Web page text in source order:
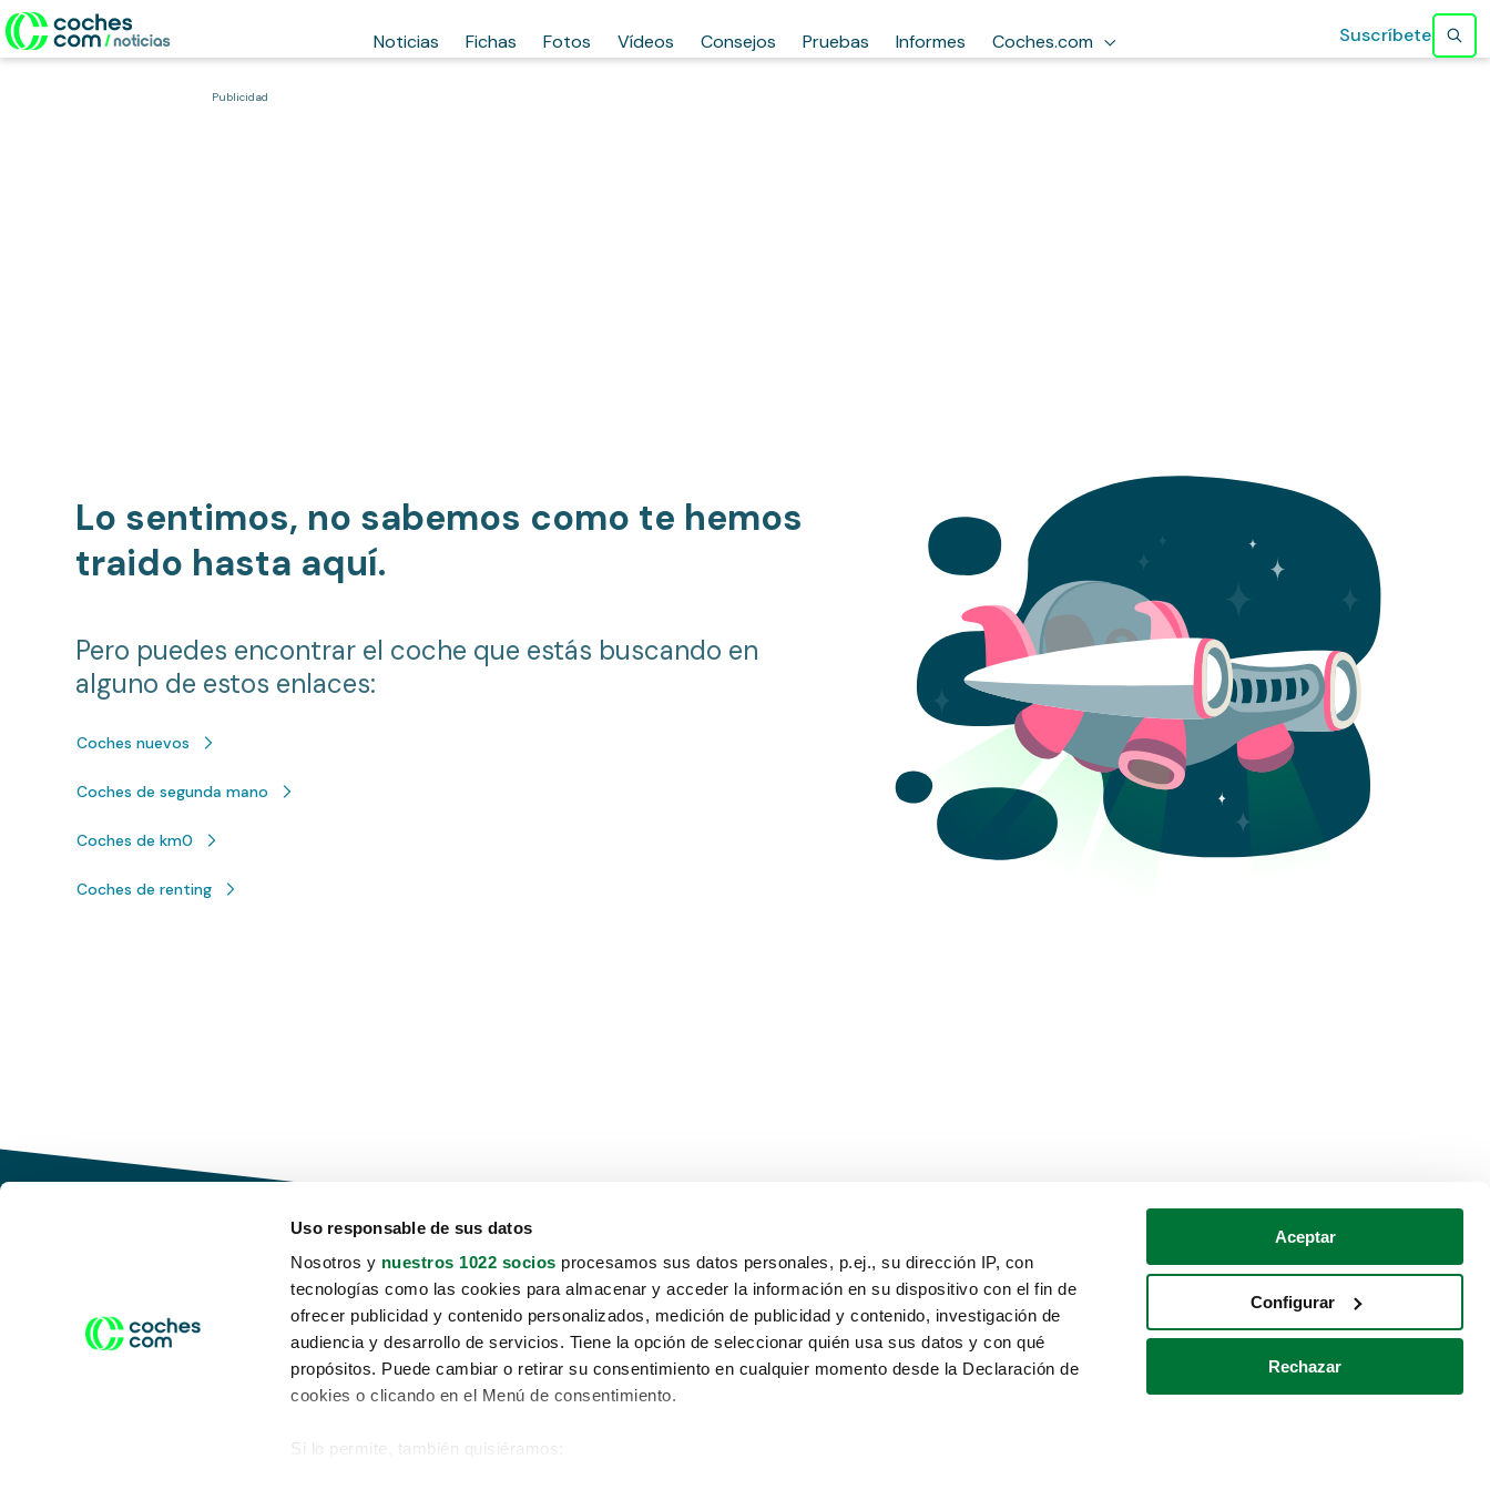
Uso responsable de sus datos
Nosotros y nuestros 1022 socios procesamos sus datos personales, p.ej., su dirección IP, con
tecnologías como las cookies para almacenar y acceder la información en su dispositivo con el fin de
ofrecer publicidad y contenido personalizados, medición de publicidad y contenido, investigación de
audiencia y desarrollo de servicios. Tiene la opción de seleccionar quién usa sus datos y con qué
propósitos. Puede cambiar o retirar su consentimiento en cualquier momento desde la Declaración de
cookies o clicando en el Menú de consentimiento.
Si lo permite, también quisiéramos:
Aceptar
Configurar
Rechazar
Noticias Fichas Fotos Vídeos Consejos Pruebas Informes Coches.com Suscríbete
Publicidad
Lo sentimos, no sabemos como te hemos
traido hasta aquí.
Pero puedes encontrar el coche que estás buscando en
alguno de estos enlaces:
Coches nuevos
Coches de segunda mano
Coches de km0
Coches de renting
Conduce tu futuro,
desata tu movilidad